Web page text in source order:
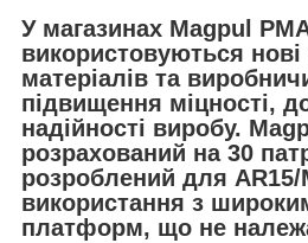
У магазинах Magpul
використовуються нові
матеріалів та
підвищення міцності,
надійності виробу.
розрахований на 30
розроблений для AR15/
використання з
платформ, що не